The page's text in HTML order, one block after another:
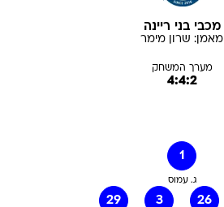
מכבי בני ריינה
מאמן: שרון מימר
מערך המשחק
4:4:2
1
ג. עמוס
29 3 26